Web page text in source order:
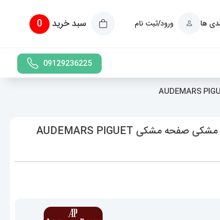
ها ورود/ثبت نام سبد خرید 0
09129236225
ساعت مچی مردانه اودمار پیگه کرنوگراف مشکی صفحه مشکی AUDEMARS PIGUET